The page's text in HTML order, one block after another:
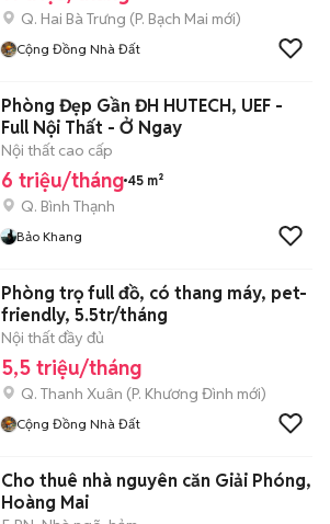
Q. Hai Bà Trưng (P. Bạch Mai mới)
Cộng Đồng Nhà Đất
Phòng Đẹp Gần ĐH HUTECH, UEF -
Full Nội Thất - Ở Ngay
Nội thất cao cấp
6 triệu/tháng 45 m²
Q. Bình Thạnh
Bảo Khang
Phòng trọ full đồ, có thang máy, pet-
friendly, 5.5tr/tháng
Nội thất đầy đủ
5,5 triệu/tháng
Q. Thanh Xuân (P. Khương Đình mới)
Cộng Đồng Nhà Đất
Cho thuê nhà nguyên căn Giải Phóng,
Hoàng Mai